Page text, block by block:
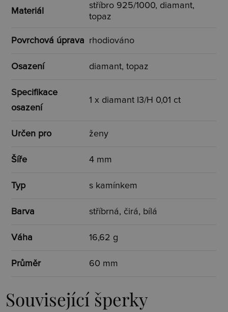
Materiál
stříbro 925/1000, diamant,
topaz
Povrchová úprava rhodiováno
Osazení diamant, topaz
Specifikace
osazení
1 x diamant I3/H 0,01 ct
Určen pro ženy
Šíře 4 mm
Typ s kamínkem
Barva stříbrná, čirá, bílá
Váha 16,62 g
Průměr 60 mm
Související šperky